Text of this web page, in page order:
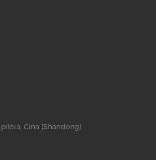
Cina (Shandong)